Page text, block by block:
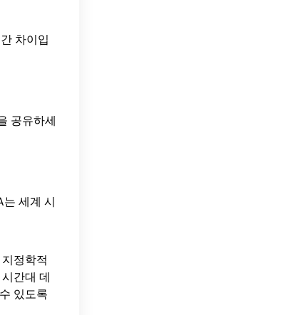
차이입
공유하세
세계 시
정학적
간대 데
있도록